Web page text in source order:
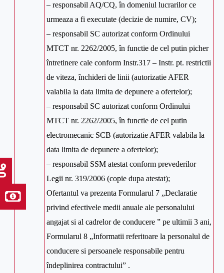
– responsabil AQ/CQ, în domeniul lucrarilor ce
urmeaza a fi executate (decizie de numire, CV);
– responsabil SC autorizat conform Ordinului
MTCT nr. 2262/2005, în functie de cel putin picher
întretinere cale conform Instr.317 – Instr. pt. restrictii
de viteza, închideri de linii (autorizatie AFER
valabila la data limita de depunere a ofertelor);
– responsabil SC autorizat conform Ordinului
MTCT nr. 2262/2005, în functie de cel putin
electromecanic SCB (autorizatie AFER valabila la
data limita de depunere a ofertelor);
– responsabil SSM atestat conform prevederilor
Legii nr. 319/2006 (copie dupa atestat);
Ofertantul va prezenta Formularul 7 „Declaratie
privind efectivele medii anuale ale personalului
angajat si al cadrelor de conducere ” pe ultimii 3 ani,
Formularul 8 „Informatii referitoare la personalul de
conducere si persoanele responsabile pentru
îndeplinirea contractului” .